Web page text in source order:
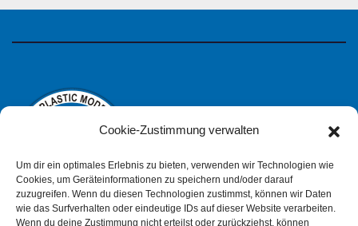
Cookie-Zustimmung verwalten
Um dir ein optimales Erlebnis zu bieten, verwenden wir Technologien wie
Cookies, um Geräteinformationen zu speichern und/oder darauf
zuzugreifen. Wenn du diesen Technologien zustimmst, können wir Daten
wie das Surfverhalten oder eindeutige IDs auf dieser Website verarbeiten.
Wenn du deine Zustimmung nicht erteilst oder zurückziehst, können